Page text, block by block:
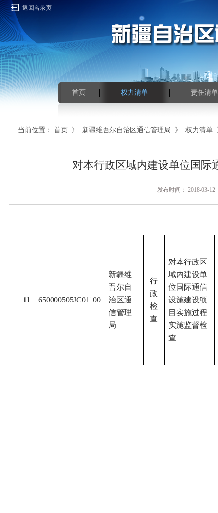
返回名录页
首页 权力清单 责任清单
当前位置： 首页 》 新疆维吾尔自治区通信管理局 》 权力清单
对本行政区域内建设单位国际
发布时间： 2018-03-
11 650000505JC01100
新疆维
吾尔自
治区通
信管理
局
行
政
检
查
对本行政区
域内建设单
位国际通信
设施建设项
目实施过程
实施监督检
查